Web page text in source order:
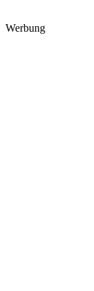
Werbung